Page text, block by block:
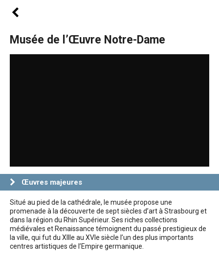
Musée de l’Œuvre Notre-Dame
Œuvres majeures
Situé au pied de la cathédrale, le musée propose une
promenade à la découverte de sept siècles d’art à Strasbourg et
dans la région du Rhin Supérieur. Ses riches collections
médiévales et Renaissance témoignent du passé prestigieux de
la ville, qui fut du XIIIe au XVIe siècle l’un des plus importants
centres artistiques de l’Empire germanique.